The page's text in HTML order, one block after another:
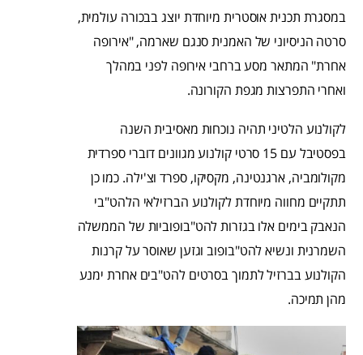
במסגרת תכנית אוסטרית מיוחדת יוצג בבכורה עולמית,
סרטה הניסיוני של האמנית סנגם שארמה, "אירופה
אחרת" המתאר מסע ברחבי אירופה לפני במהלך
ואחרי התפרצות מגפת הקורונה.
לקולנוע הלטיני תהיה נוכחות מאסיבית השנה
בפסטיבל עם 15 סרטי קולנוע מגוונים דוברי ספרדית
מקולומביה, ארגנטינה, מקסיקו, ספרד וצ'ילה. כמו כן
תתקיים מחווה מיוחדת לקולנוע הברזילאי הלהט"בי
הנאבק בימים אלו בגזרות להט"בופוביות של הממשלה
השמרנית ונשיא להט"בופוב וגזען שאוסר על קרנות
הקולנוע בברזיל לתמוך בסרטים להט"בים אחרת ימנע
מהן תמיכה.